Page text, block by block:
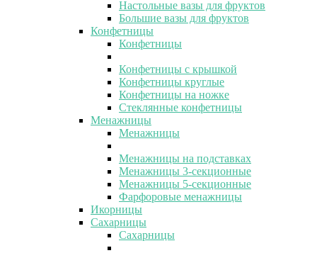
Настольные вазы для фруктов
Большие вазы для фруктов
Конфетницы
Конфетницы
Конфетницы с крышкой
Конфетницы круглые
Конфетницы на ножке
Стеклянные конфетницы
Менажницы
Менажницы
Менажницы на подставках
Менажницы 3-секционные
Менажницы 5-секционные
Фарфоровые менажницы
Икорницы
Сахарницы
Сахарницы